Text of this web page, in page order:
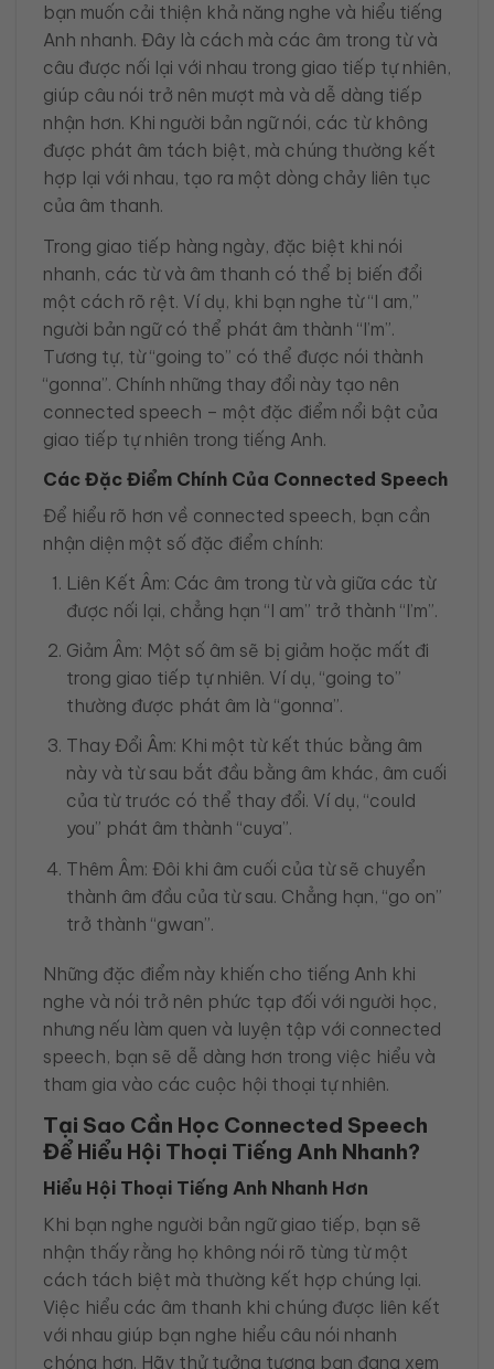
bạn muốn cải thiện khả năng nghe và hiểu tiếng
Anh nhanh. Đây là cách mà các âm trong từ và
câu được nối lại với nhau trong giao tiếp tự nhiên,
giúp câu nói trở nên mượt mà và dễ dàng tiếp
nhận hơn. Khi người bản ngữ nói, các từ không
được phát âm tách biệt, mà chúng thường kết
hợp lại với nhau, tạo ra một dòng chảy liên tục
của âm thanh.
Trong giao tiếp hàng ngày, đặc biệt khi nói
nhanh, các từ và âm thanh có thể bị biến đổi
một cách rõ rệt. Ví dụ, khi bạn nghe từ “I am,”
người bản ngữ có thể phát âm thành “I’m”.
Tương tự, từ “going to” có thể được nói thành
“gonna”. Chính những thay đổi này tạo nên
connected speech – một đặc điểm nổi bật của
giao tiếp tự nhiên trong tiếng Anh.
Các Đặc Điểm Chính Của Connected Speech
Để hiểu rõ hơn về connected speech, bạn cần
nhận diện một số đặc điểm chính:
Liên Kết Âm: Các âm trong từ và giữa các từ
được nối lại, chẳng hạn “I am” trở thành “I’m”.
Giảm Âm: Một số âm sẽ bị giảm hoặc mất đi
trong giao tiếp tự nhiên. Ví dụ, “going to”
thường được phát âm là “gonna”.
Thay Đổi Âm: Khi một từ kết thúc bằng âm
này và từ sau bắt đầu bằng âm khác, âm cuối
của từ trước có thể thay đổi. Ví dụ, “could
you” phát âm thành “cuya”.
Thêm Âm: Đôi khi âm cuối của từ sẽ chuyển
thành âm đầu của từ sau. Chẳng hạn, “go on”
trở thành “gwan”.
Những đặc điểm này khiến cho tiếng Anh khi
nghe và nói trở nên phức tạp đối với người học,
nhưng nếu làm quen và luyện tập với connected
speech, bạn sẽ dễ dàng hơn trong việc hiểu và
tham gia vào các cuộc hội thoại tự nhiên.
Tại Sao Cần Học Connected Speech
Để Hiểu Hội Thoại Tiếng Anh Nhanh?
Hiểu Hội Thoại Tiếng Anh Nhanh Hơn
Khi bạn nghe người bản ngữ giao tiếp, bạn sẽ
nhận thấy rằng họ không nói rõ từng từ một
cách tách biệt mà thường kết hợp chúng lại.
Việc hiểu các âm thanh khi chúng được liên kết
với nhau giúp bạn nghe hiểu câu nói nhanh
chóng hơn. Hãy thử tưởng tượng bạn đang xem